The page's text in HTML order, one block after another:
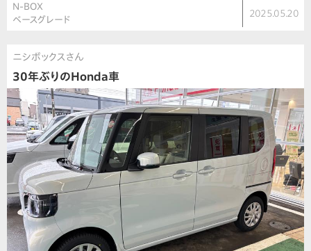
N-BOX
ベースグレード
2025.05.20
ニシボックスさん
30年ぶりのHonda車